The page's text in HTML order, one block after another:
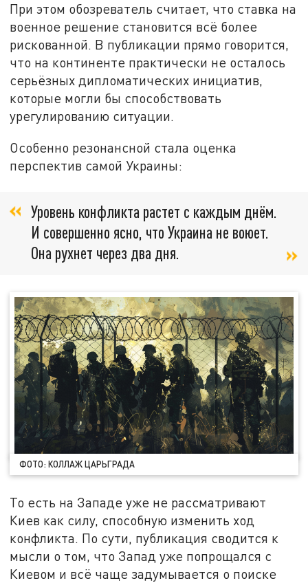
При этом обозреватель считает, что ставка на
военное решение становится всё более
рискованной. В публикации прямо говорится,
что на континенте практически не осталось
серьёзных дипломатических инициатив,
которые могли бы способствовать
урегулированию ситуации.
Особенно резонансной стала оценка
перспектив самой Украины:
Уровень конфликта растет с каждым днём.
И совершенно ясно, что Украина не воюет.
Она рухнет через два дня.
ФОТО: КОЛЛАЖ ЦАРЬГРАДА
То есть на Западе уже не рассматривают
Киев как силу, способную изменить ход
конфликта. По сути, публикация сводится к
мысли о том, что Запад уже попрощался с
Киевом и всё чаще задумывается о поиске